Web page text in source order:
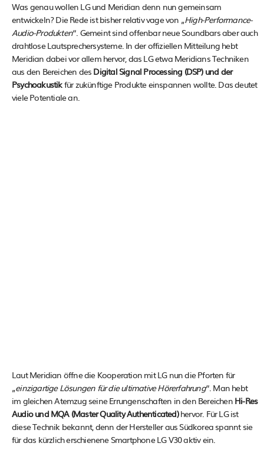
Was genau wollen LG und Meridian denn nun gemeinsam
entwickeln? Die Rede ist bisher relativ vage von „High-Performance-
Audio-Produkten“. Gemeint sind offenbar neue Soundbars aber auch
drahtlose Lautsprechersysteme. In der offiziellen Mitteilung hebt
Meridian dabei vor allem hervor, das LG etwa Meridians Techniken
aus den Bereichen des Digital Signal Processing (DSP) und der
Psychoakustikfür zukünftige Produkte einspannen wollte. Das deutet
viele Potentiale an.
Laut Meridian öffne die Kooperation mit LG nun die Pforten für
„einzigartige Lösungen für die ultimative Hörerfahrung“. Man hebt
im gleichen Atemzug seine Errungenschaften in den Bereichen Hi-Res
Audio und MQA (Master Quality Authenticated)hervor. Für LG ist
diese Technik bekannt, denn der Hersteller aus Südkorea spannt sie
für das kürzlich erschienene Smartphone LG V30 aktiv ein.